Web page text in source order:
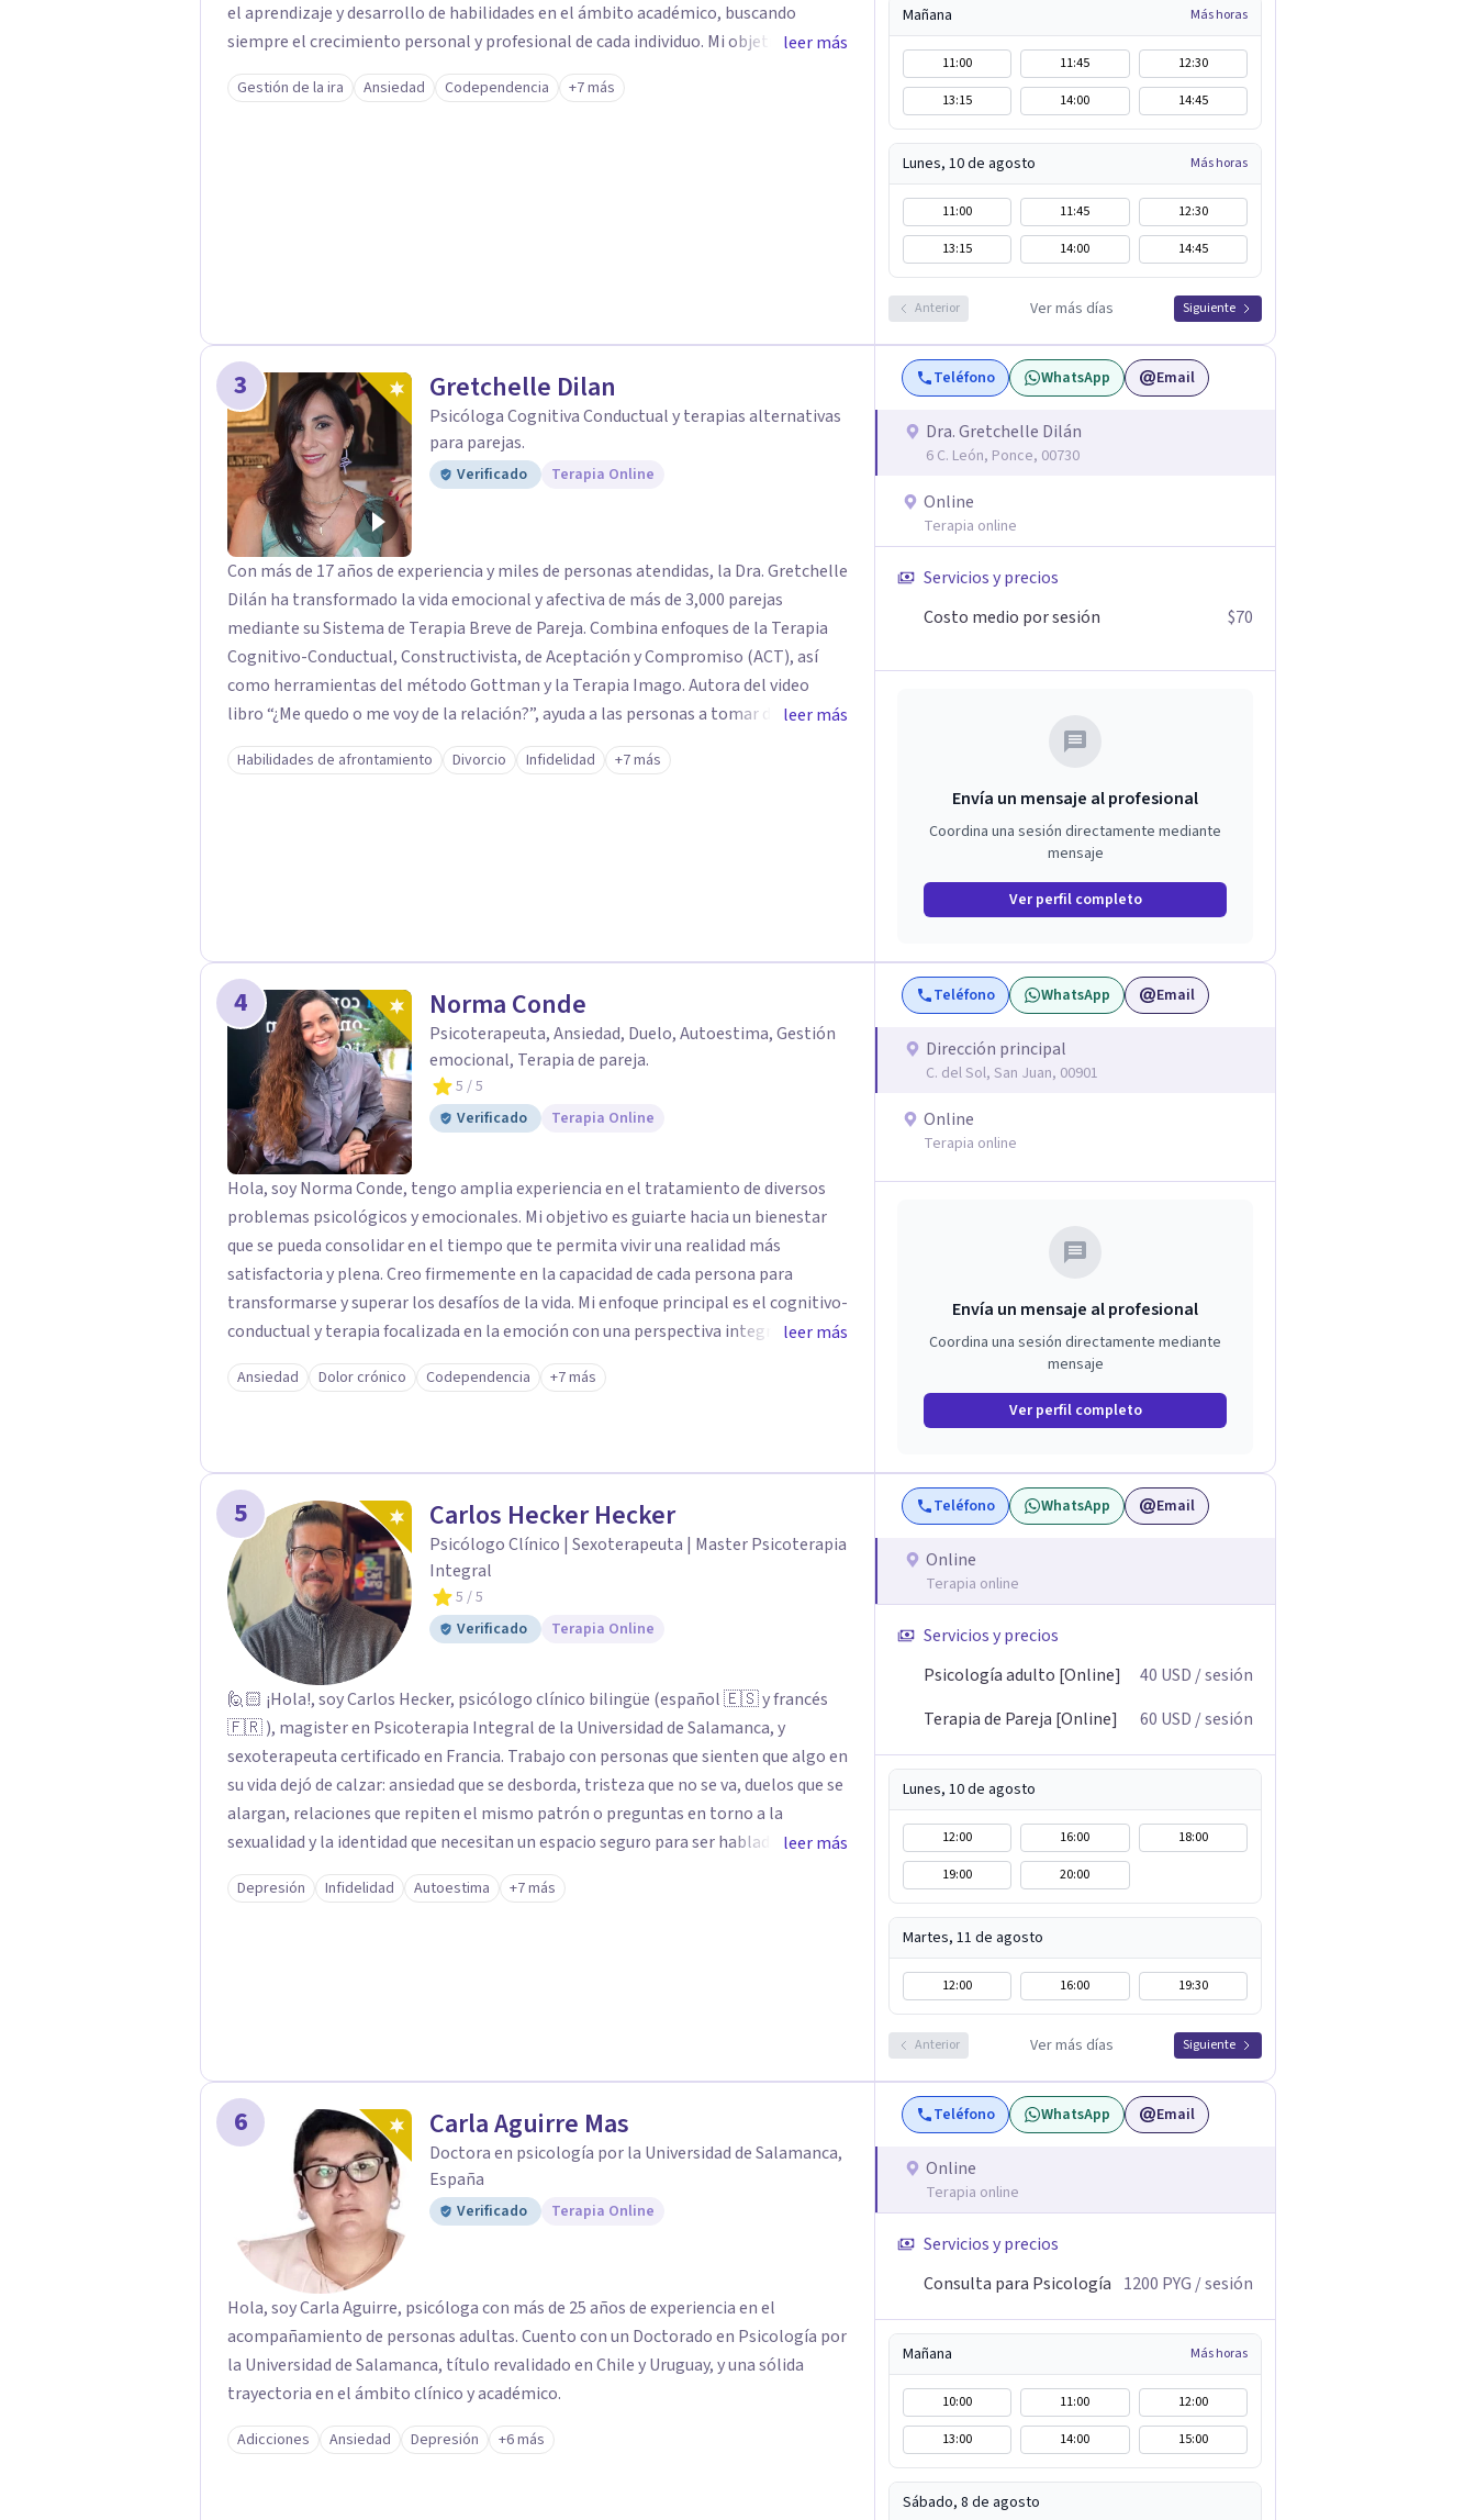
el aprendizaje y desarrollo de habilidades en el ámbito académico, buscando
siempre el crecimiento personal y profesional de cada individuo. Mi objetivo es
ayudarte a alcanzar una vida más plena, equilibrada y significativa. ¡Estoy aquí para
acompañarte en tu camino!
leer más
Gestión de la ira Ansiedad Codependencia +7 más
Mañana Más horas
11:00 11:45
12:30
13:15
14:00 14:45
Lunes, 10 de agosto Más horas
11:00 11:45
12:30
13:15
14:00 14:45
Anterior Ver más días Siguiente
3 Gretchelle Dilan
Psicóloga Cognitiva Conductual y terapias alternativas
para parejas.
Verificado Terapia Online
Con más de 17 años de experiencia y miles de personas atendidas, la Dra. Gretchelle
Dilán ha transformado la vida emocional y afectiva de más de 3,000 parejas
mediante su Sistema de Terapia Breve de Pareja. Combina enfoques de la Terapia
Cognitivo-Conductual, Constructivista, de Aceptación y Compromiso (ACT), así
como herramientas del método Gottman y la Terapia Imago. Autora del video
libro “¿Me quedo o me voy de la relación?”, ayuda a las personas a tomar decisiones
conscientes sobre su vida afectiva. En terapia, su compromiso es ofrecer
diagnósticos precisos, tratamientos puntuales y planes de acción personalizados
leer más
Habilidades de afrontamiento Divorcio Infidelidad +7 más
Teléfono WhatsApp Email
Dra. Gretchelle Dilán
6 C. León, Ponce, 00730
Online
Terapia online
Servicios y precios
Costo medio por sesión
$70
Envía un mensaje al profesional
Coordina una sesión directamente mediante
mensaje
Ver perfil completo
4 Norma Conde
Psicoterapeuta, Ansiedad, Duelo, Autoestima, Gestión
emocional, Terapia de pareja.
5 / 5
Verificado
Terapia Online
Hola, soy Norma Conde, tengo amplia experiencia en el tratamiento de diversos
problemas psicológicos y emocionales. Mi objetivo es guiarte hacia un bienestar
que se pueda consolidar en el tiempo que te permita vivir una realidad más
satisfactoria y plena. Creo firmemente en la capacidad de cada persona para
transformarse y superar los desafíos de la vida. Mi enfoque principal es el cognitivo-
conductual y terapia focalizada en la emoción con una perspectiva integradora que
me permite entender a cada persona como única y aplicar un tratamiento
amoldado a sus necesidades. Mi objetivo no es solo que comprendas qué te ocurre,
leer más
Ansiedad Dolor crónico Codependencia +7 más
Teléfono WhatsApp Email
Dirección principal
C. del Sol, San Juan, 00901
Online
Terapia online
Envía un mensaje al profesional
Coordina una sesión directamente mediante
mensaje
Ver perfil completo
5 Carlos Hecker Hecker
Psicólogo Clínico | Sexoterapeuta | Master Psicoterapia
Integral
5 / 5
Verificado
Terapia Online
🙋🏻 ¡Hola!, soy Carlos Hecker, psicólogo clínico bilingüe (español 🇪🇸 y francés
🇫🇷 ), magister en Psicoterapia Integral de la Universidad de Salamanca, y
sexoterapeuta certificado en Francia. Trabajo con personas que sienten que algo en
su vida dejó de calzar: ansiedad que se desborda, tristeza que no se va, duelos que se
alargan, relaciones que repiten el mismo patrón o preguntas en torno a la
sexualidad y la identidad que necesitan un espacio seguro para ser habladas. Mi
orientación teórica integra una mirada Humanista-Relacional con Terapia Breve,
donde el modo en que te vinculas ocupa un lugar central: cómo te relacionas
combinamos profundidad emocional con una mirada práctica sobre tu vida diaria.
leer más
Depresión Infidelidad Autoestima +7 más
Teléfono WhatsApp Email
Online
Terapia online
Servicios y precios
Psicología adulto [Online]
40 USD / sesión
Terapia de Pareja [Online]
60 USD / sesión
Lunes, 10 de agosto
12:00 16:00
18:00
19:00
20:00
Martes, 11 de agosto
12:00 16:00 19:30
Anterior Ver más días Siguiente
6 Carla Aguirre Mas
Doctora en psicología por la Universidad de Salamanca,
España
Verificado Terapia Online
Hola, soy Carla Aguirre, psicóloga con más de 25 años de experiencia en el
acompañamiento de personas adultas. Cuento con un Doctorado en Psicología por
la Universidad de Salamanca, título revalidado en Chile y Uruguay, y una sólida
trayectoria en el ámbito clínico y académico.
Adicciones Ansiedad Depresión +6 más
Teléfono WhatsApp Email
Online
Terapia online
Servicios y precios
Consulta para Psicología 1200 PYG / sesión
Mañana Más horas
10:00 11:00
12:00
13:00
14:00 15:00
Sábado, 8 de agosto